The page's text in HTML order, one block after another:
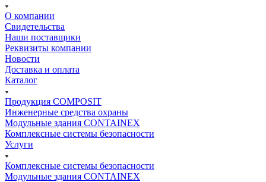
О компании
Свидетельства
Наши поставщики
Реквизиты компании
Новости
Доставка и оплата
Каталог
Продукция COMPOSIT
Инженерные средства охраны
Модульные здания CONTAINEX
Комплексные системы безопасности
Услуги
Комплексные системы безопасности
Модульные здания CONTAINEX